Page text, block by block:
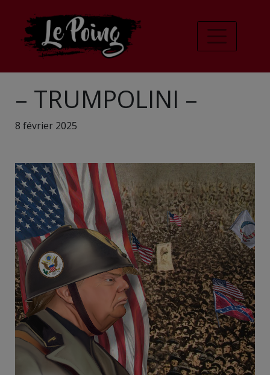
– TRUMPOLINI –
8 février 2025